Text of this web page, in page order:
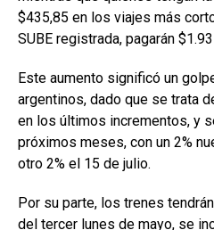
$435,85 en los viajes más
SUBE registrada, pagarán
Este aumento significó un
argentinos, dado que se trata
en los últimos incrementos, y
próximos meses, con un 2%
otro 2% el 15 de julio.
Por su parte, los trenes
del tercer lunes de mayo, se